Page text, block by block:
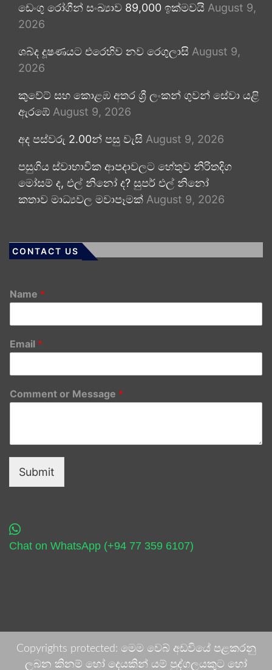
ඩෙංගු රෝගීන් සංඛ්‍යාව 89,000 ඉක්මවයි August 9,
2026
ශබ්ද දූෂණයට එරෙහිව නව රෙගුලාසි August 9,
2026
කුවේට් සහ කොළඹ අතර ශ්‍රී ලංකන් ගුවන් සේවා යළි
ඇරඹේ August 9, 2026
අද පස්වරු 2.00න් පසු වැසි August 9, 2026
පසුගිය ස්වාභාවික ආපදාවලට හේතුව නිරිතදිග
මෝසම් ද, එල් නිනෝ ද? සුපර් එල් නිනෝ
කතාව මාධ්‍යවල මවාපෑමක් August 9, 2026
CONTACT US
Name *
Email *
Comment or Message *
Submit
Chat on WhatsApp (+94 77 359 6107)
Copyrights protected: මෙම වෙබ් අඩවියේ පළකරනු
ලබන කිනම් හෝ දෙයකින් යම් පුද්ගලයකුට හෝ